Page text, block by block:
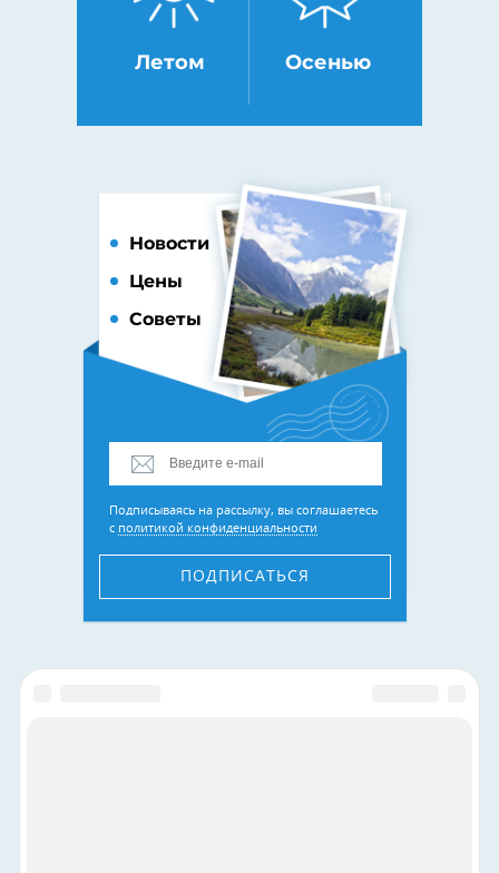
Летом Осенью
Новости
Цены
Советы
Подписываясь на рассылку, вы соглашаетесь
с политикой конфиденциальности
ПОДПИСАТЬСЯ